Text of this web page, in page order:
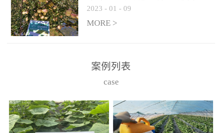
6kg/公顷，间隔10-14天一
次，喷1-3次。
2023 - 01 - 09
MORE >
案例列表
case